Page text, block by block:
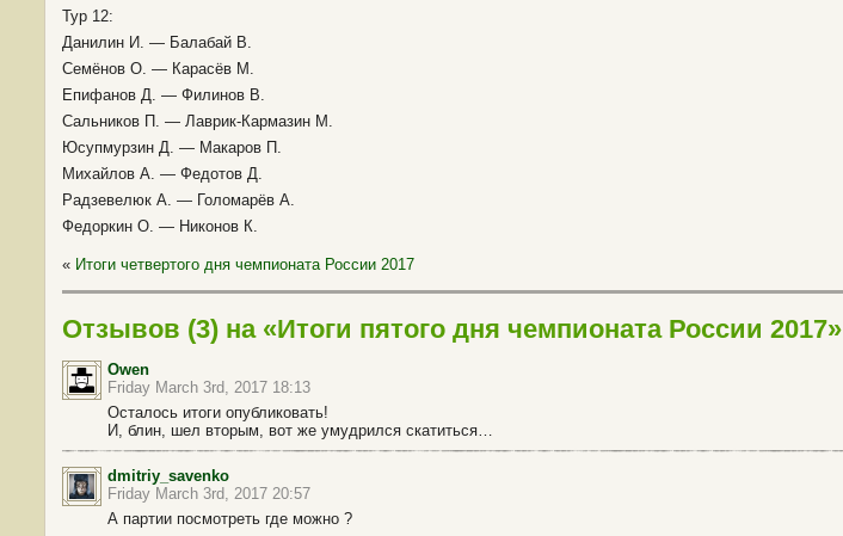
Тур 12:
Данилин И. — Балабай В.
Семёнов О. — Карасёв М.
Епифанов Д. — Филинов В.
Сальников П. — Лаврик-Кармазин М.
Юсупмурзин Д. — Макаров П.
Михайлов А. — Федотов Д.
Радзевелюк А. — Голомарёв А.
Федоркин О. — Никонов К.
« Итоги четвертого дня чемпионата России 2017
Отзывов (3) на «Итоги пятого дня чемпионата России 2017»
Owen
Friday March 3rd, 2017 18:13
Осталось итоги опубликовать!
И, блин, шел вторым, вот же умудрился скатиться…
dmitriy_savenko
Friday March 3rd, 2017 20:57
А партии посмотреть где можно ?